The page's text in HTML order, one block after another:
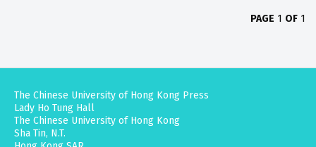
PAGE 1 OF 1
The Chinese University of Hong Kong Press
Lady Ho Tung Hall
The Chinese University of Hong Kong
Sha Tin, N.T.